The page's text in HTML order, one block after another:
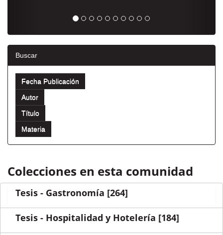
Buscar
Colecciones en esta comunidad
Tesis - Gastronomía [264]
Tesis - Hospitalidad y Hotelería [184]